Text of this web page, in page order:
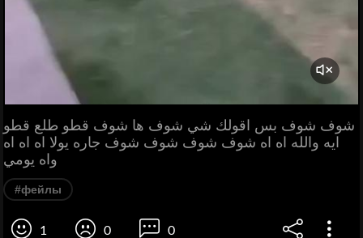
شوف شوف بس اقولك شي شوف ها شوف قطو طلع قطو
ايه والله اه اه شوف شوف شوف شوف جاره يولا اه اه اه
واه يومي
#фейлы
1 0 0